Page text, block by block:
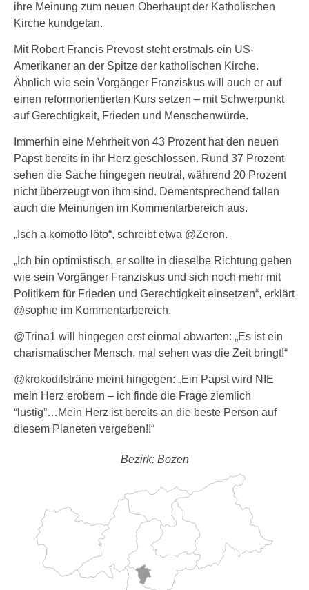
ihre Meinung zum neuen Oberhaupt der Katholischen
Kirche kundgetan.
Mit Robert Francis Prevost steht erstmals ein US-
Amerikaner an der Spitze der katholischen Kirche.
Ähnlich wie sein Vorgänger Franziskus will auch er auf
einen reformorientierten Kurs setzen – mit Schwerpunkt
auf Gerechtigkeit, Frieden und Menschenwürde.
Immerhin eine Mehrheit von 43 Prozent hat den neuen
Papst bereits in ihr Herz geschlossen. Rund 37 Prozent
sehen die Sache hingegen neutral, während 20 Prozent
nicht überzeugt von ihm sind. Dementsprechend fallen
auch die Meinungen im Kommentarbereich aus.
„Isch a komotto löto“, schreibt etwa @Zeron.
„Ich bin optimistisch, er sollte in dieselbe Richtung gehen
wie sein Vorgänger Franziskus und sich noch mehr mit
Politikern für Frieden und Gerechtigkeit einsetzen“, erklärt
@sophie im Kommentarbereich.
@Trina1 will hingegen erst einmal abwarten: „Es ist ein
charismatischer Mensch, mal sehen was die Zeit bringt!“
@krokodilsträne meint hingegen: „Ein Papst wird NIE
mein Herz erobern – ich finde die Frage ziemlich
“lustig”…Mein Herz ist bereits an die beste Person auf
diesem Planeten vergeben!!“
Bezirk: Bozen